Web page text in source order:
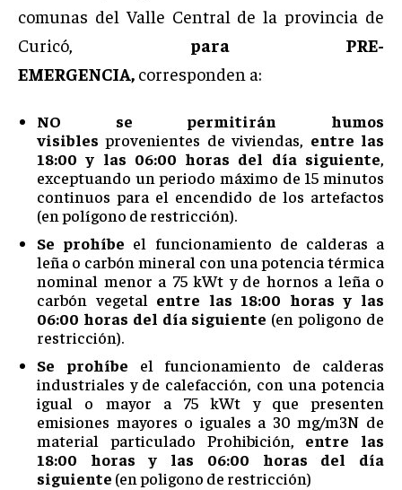
comunas del Valle Central de la provincia de
Curicó, para PRE-
EMERGENCIA, corresponden a:
NO se permitirán humos
visibles provenientes de viviendas, entre las
18:00 y las 06:00 horas del día siguiente,
exceptuando un periodo máximo de 15 minutos
continuos para el encendido de los artefactos
(en polígono de restricción).
Se prohíbe el funcionamiento de calderas a
leña o carbón mineral con una potencia térmica
nominal menor a 75 kWt y de hornos a leña o
carbón vegetal entre las 18:00 horas y las
06:00 horas del día siguiente (en poligono de
restricción).
Se prohíbe el funcionamiento de calderas
industriales y de calefacción, con una potencia
igual o mayor a 75 kWt y que presenten
emisiones mayores o iguales a 30 mg/m3N de
material particulado Prohibición, entre las
18:00 horas y las 06:00 horas del día
siguiente (en poligono de restricción)